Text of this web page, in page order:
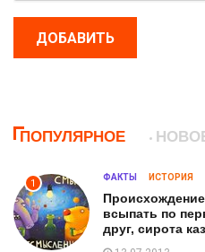
ДОБАВИТЬ
ПОПУЛЯРНОЕ
1
ФАКТЫ ИСТОРИЯ
всыпать по
друг, сирота